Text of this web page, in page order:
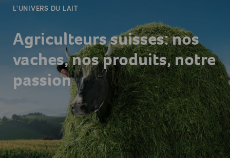
L'UNIVERS DU LAIT
Agriculteurs suisses: nos
vaches, nos produits, notre
passion